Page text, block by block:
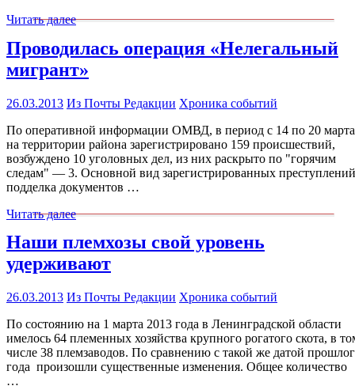
Читать далее
Проводилась операция «Нелегальный
мигрант»
26.03.2013 Из Почты Редакции Хроника событий
По оперативной информации ОМВД, в период с 14 по 20 марта
на территории района зарегистрировано 159 происшествий,
возбуждено 10 уголовных дел, из них раскрыто по "горячим
следам" — 3. Основной вид зарегистрированных
подделка документов …
Читать далее
Наши племхозы свой уровень
удерживают
26.03.2013 Из Почты Редакции Хроника событий
По состоянию на 1 марта 2013 года в Ленинградской области
имелось 64 племенных хозяйства крупного рогатого скота, в
числе 38 племзаводов. По сравнению с такой же датой
года произошли существенные изменения. Общее количество
…